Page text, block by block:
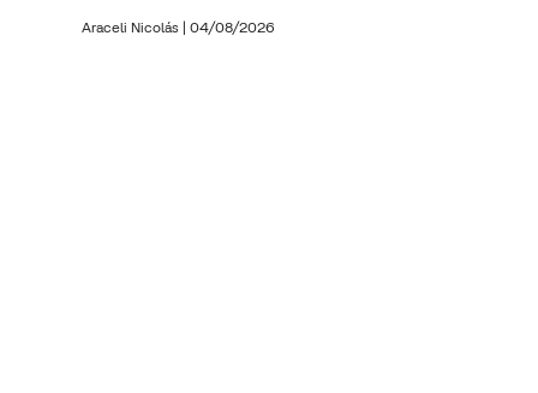
Araceli Nicolás | 04/08/2026